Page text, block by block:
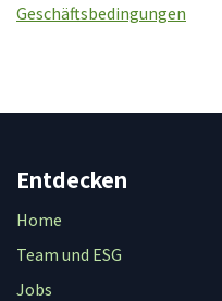
Geschäftsbedingungen
Entdecken
Home
Team und ESG
Jobs